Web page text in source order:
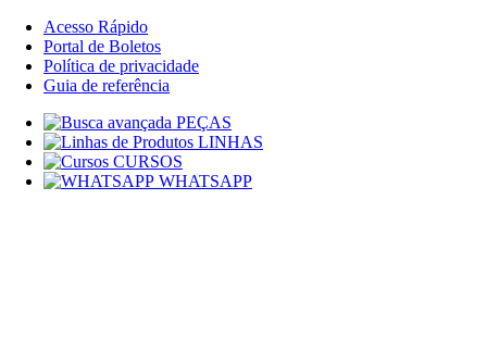
Acesso Rápido
Portal de Boletos
Política de privacidade
Guia de referência
PEÇAS
LINHAS
CURSOS
WHATSAPP